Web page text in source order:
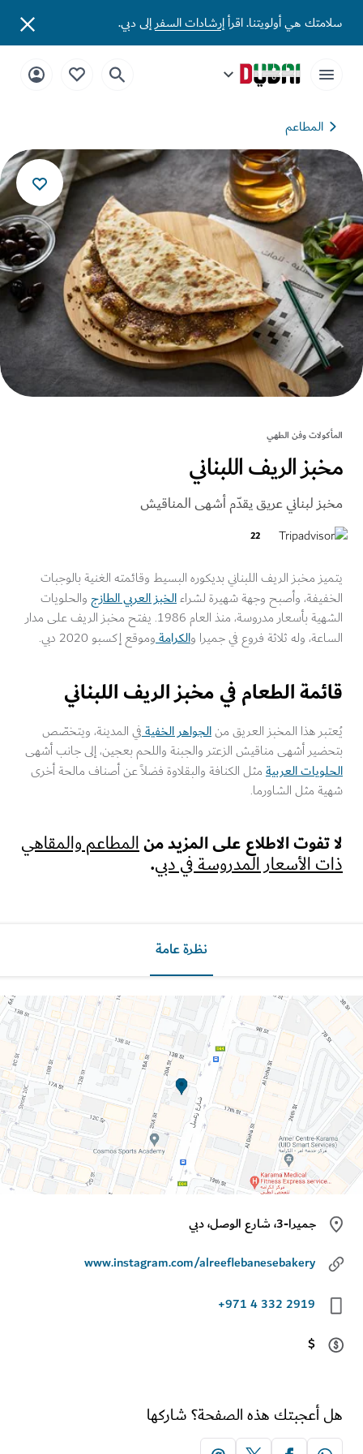
هي أولويتنا. اقرأإرشادات السفرإلى دبي.
المطاعم
وفن الطهي
الريف اللبناني
لبناني عريق يقدّم أشهى المناقيش
22
مخبز الريف اللبناني بديكوره البسيط وقائمته الغنية بالوجبات
وأصبح وجهة شهيرة لشراءالخبز العربي الطازجوالحلويات
الشهية بأسعار مدروسة، منذ العام 1986. يفتح مخبز الريف على مدار
وله ثلاثة فروع في جميرا والكرامةوموقع إكسبو 2020 دبي.
الطعام في مخبز الريف اللبناني
هذا المخبز العريق منالجواهر الخفيةفي المدينة، ويتخصّص
أشهى مناقيش الزعتر والجبنة واللحم بعجين، إلى جانب أشهى
العربيةمثل الكنافة والبقلاوة فضلاً عن أصناف مالحة أخرى
مثل الشاورما.
الاطلاع على المزيد منالمطاعم والمقاهي
الأسعار المدروسة في دبي.
نظرة عامة
جميرا-3، شارع الوصل، دبي
www.instagram.com/alreeflebanesebakery
+971 4 332 2919
هذه الصفحة؟ شاركها